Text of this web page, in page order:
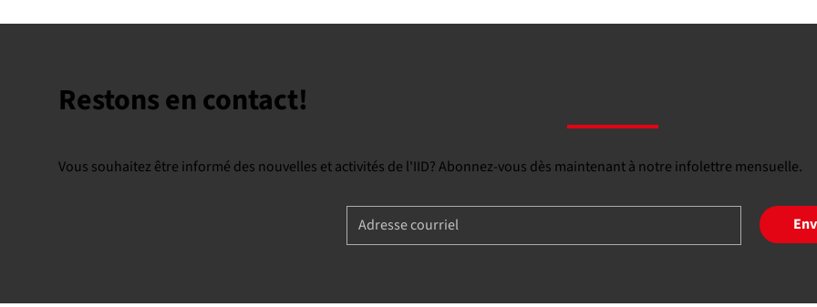
Restons en contact!
Vous souhaitez être informé des nouvelles et activités de l'IID? Abonnez-vous dès maintenant à notre infolettre mensuelle.